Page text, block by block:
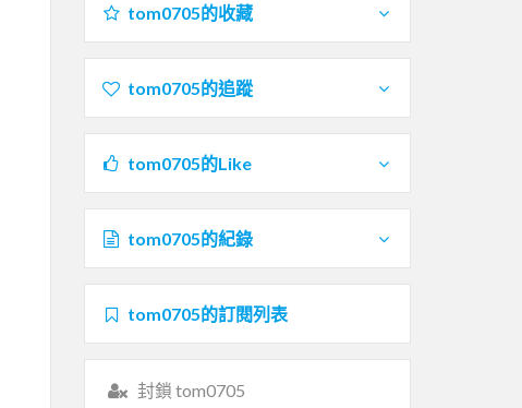
tom0705的收藏
tom0705的追蹤
tom0705的Like
tom0705的紀錄
tom0705的訂閱列表
封鎖 tom0705